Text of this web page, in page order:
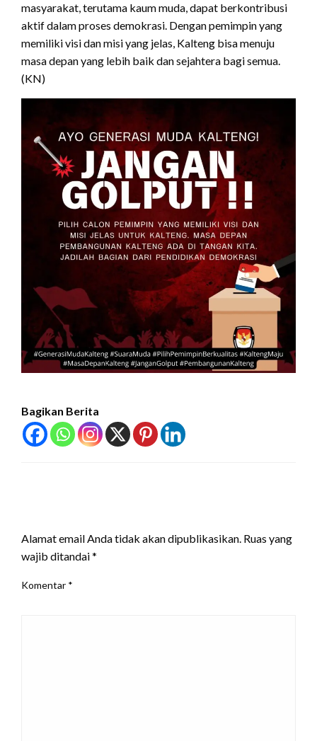
masyarakat, terutama kaum muda, dapat berkontribusi
aktif dalam proses demokrasi. Dengan pemimpin yang
memiliki visi dan misi yang jelas, Kalteng bisa menuju
masa depan yang lebih baik dan sejahtera bagi semua.
(KN)
Bagikan Berita
Alamat email Anda tidak akan dipublikasikan. Ruas yang
wajib ditandai*
Komentar *